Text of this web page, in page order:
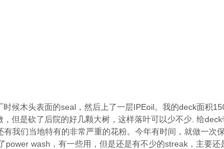
候木头表面的seal，然后上了一层IPEoil。我的deck面积
但是砍了后院的好几颗大树，这样落叶可以少不少. 给
我们当地特有的非常严重的花粉。今年有时间，就做一次
wash，有一些用，但是还是有不少的streak，主要还